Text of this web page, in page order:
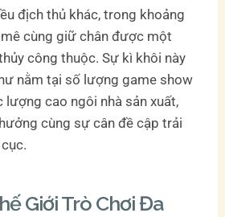
địch thủ khác, trong khoảng
cùng giữ chân được một
công thuộc. Sự kì khôi này
nằm tại số lượng game show
lượng cao ngôi nhà sản xuất,
cùng sự cân đề cập trải
Giới Trò Chơi Đa